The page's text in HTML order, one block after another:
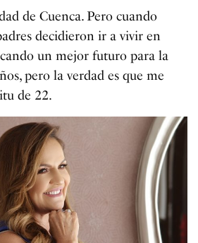
de Cuenca. Pero cuando
decidieron ir a vivir en
un mejor futuro para la
pero la verdad es que me
de 22.